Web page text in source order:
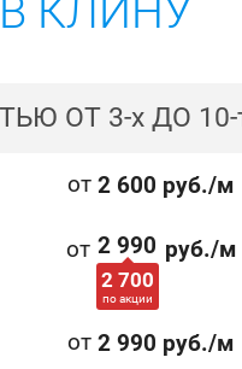
В КЛИНУ
ОТ 3-х ДО 10-
от2 600 руб./м
от 2 990
2 700
по акции
руб./м
от2 990 руб./м